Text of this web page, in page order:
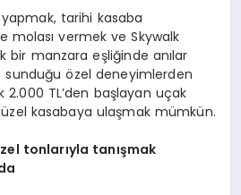
yapmak, tarihi kasaba
molası vermek ve Skywalk
bir manzara eşliğinde anılar
sunduğu özel deneyimlerden
2.000 TL’den başlayan uçak
kasabaya ulaşmak mümkün.
tonlarıyla tanışmak